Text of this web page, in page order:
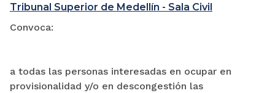
Tribunal Superior de Medellín - Sala Civil
Convoca:
a todas las personas interesadas en ocupar en
provisionalidad y/o en descongestión las